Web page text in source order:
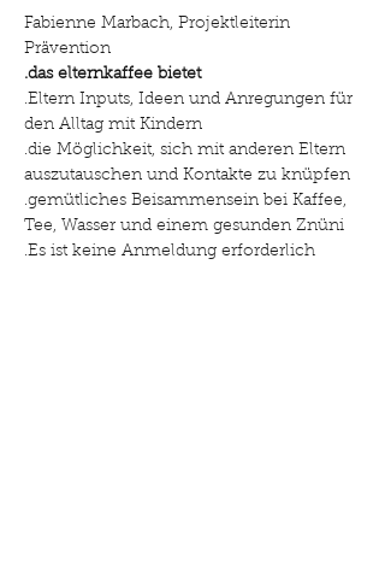
Fabienne Marbach, Projektleiterin
Prävention
.das elternkaffee bietet
.Eltern Inputs, Ideen und Anregungen für
den Alltag mit Kindern
.die Möglichkeit, sich mit anderen Eltern
auszutauschen und Kontakte zu knüpfen
.gemütliches Beisammensein bei Kaffee,
Tee, Wasser und einem gesunden Znüni
.Es ist keine Anmeldung erforderlich